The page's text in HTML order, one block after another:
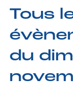
Tous
du